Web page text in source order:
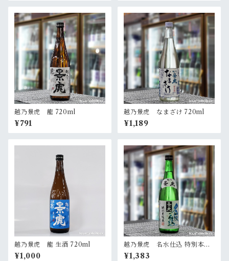
越乃景虎 龍 720ml
¥791
越乃景虎 なまざけ 720ml
¥1,189
越乃景虎 龍 生酒 720ml
¥1,000
越乃景虎 名水仕込 特別本醸
造 720ml
¥1,383